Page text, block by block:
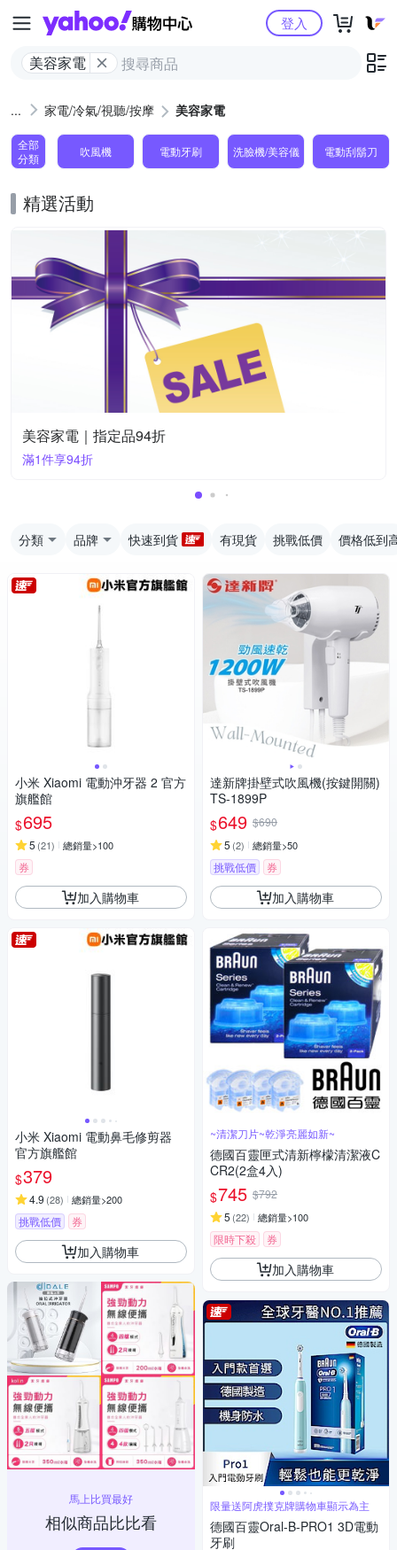
Yahoo購物中心
美容家電
登入
家電/冷氣/視聽/按摩 美容家電
全部
分類
吹風機 電動牙刷 洗臉機/美容儀 電動刮鬍刀
精選活動
美容家電｜指定品94折
滿1件享94折
分類 品牌 快速到貨 有現貨 挑戰低價 價格低到
小米 Xiaomi 電動沖牙器 2 官方
旗艦館
$695
5 (21) 總銷量>100
券
加入購物車
小米 Xiaomi 電動鼻毛修剪器
官方旗艦館
$379
4.9 (28) 總銷量>200
挑戰低價 券
加入購物車
馬上比買最好
相似商品比比看
達新牌掛壁式吹風機(按鍵開關)
TS-1899P
$649 $690
5 (2) 總銷量>50
挑戰低價 券
加入購物車
~清潔刀片~乾淨亮麗如新~
德國百靈匣式清新檸檬清潔液C
CR2(2盒4入)
$745 $792
5 (22) 總銷量>100
限時下殺 券
加入購物車
限量送阿虎撲克牌購物車顯示為主
德國百靈Oral-B-PRO1 3D電動
牙刷